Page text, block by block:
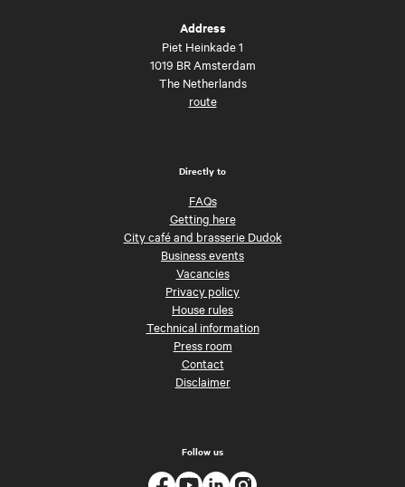
Address
Piet Heinkade 1
1019 BR Amsterdam
The Netherlands
route
Directly to
FAQs
Getting here
City café and brasserie Dudok
Business events
Vacancies
Privacy policy
House rules
Technical information
Press room
Contact
Disclaimer
Follow us